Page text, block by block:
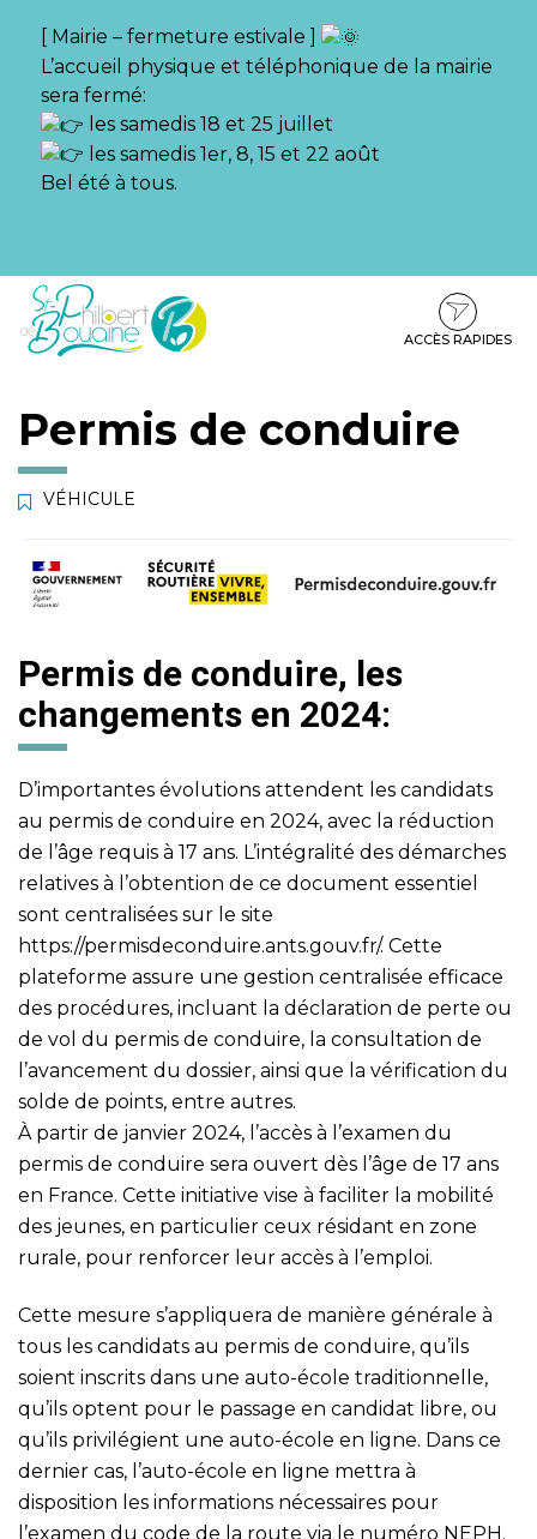
[ Mairie – fermeture estivale ]
L’accueil physique et téléphonique de la mairie
sera fermé:
les samedis 18 et 25 juillet
les samedis 1er, 8, 15 et 22 août
Bel été à tous.
Aller
Aller
contenu
Aller
pied
ACCÈS RAPIDES
Permis de conduire
VÉHICULE
Permis de conduire, les
changements en 2024:
D’importantes évolutions attendent les candidats
au permis de conduire en 2024, avec la réduction
de l’âge requis à 17 ans. L’intégralité des démarches
relatives à l’obtention de ce document essentiel
sont centralisées sur le site
https://permisdeconduire.ants.gouv.fr/. Cette
plateforme assure une gestion centralisée efficace
des procédures, incluant la déclaration de perte ou
de vol du permis de conduire, la consultation de
l’avancement du dossier, ainsi que la vérification du
solde de points, entre autres.
À partir de janvier 2024, l’accès à l’examen du
permis de conduire sera ouvert dès l’âge de 17 ans
en France. Cette initiative vise à faciliter la mobilité
des jeunes, en particulier ceux résidant en zone
rurale, pour renforcer leur accès à l’emploi.
Cette mesure s’appliquera de manière générale à
tous les candidats au permis de conduire, qu’ils
soient inscrits dans une auto-école traditionnelle,
qu’ils optent pour le passage en candidat libre, ou
qu’ils privilégient une auto-école en ligne. Dans ce
dernier cas, l’auto-école en ligne mettra à
disposition les informations nécessaires pour
l’examen du code de la route via le numéro NEPH.